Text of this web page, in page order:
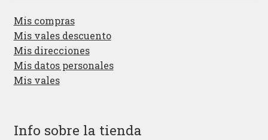
Mis compras
Mis vales descuento
Mis direcciones
Mis datos personales
Mis vales
Info sobre la tienda